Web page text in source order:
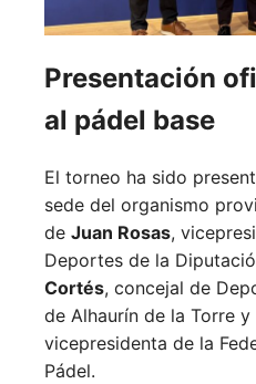
Presentación
al pádel base
El torneo ha sido
sede del organismo
de Juan Rosas,
Deportes de la
Cortés, concejal de
de Alhaurín de la Torre y
vicepresidenta de la
Pádel.